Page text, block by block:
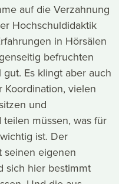
auf die Verzahnung
Hochschuldidaktik
in Hörsälen
befruchten
Es klingt aber auch
Koordination, vielen
und
müssen, was für
ist. Der
seinen eigenen
sich hier bestimmt